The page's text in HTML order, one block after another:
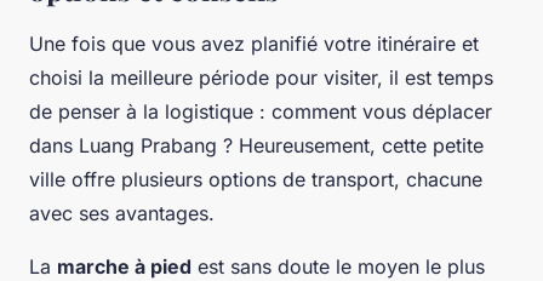
Une fois que vous avez planifié votre itinéraire et
choisi la meilleure période pour visiter, il est temps
de penser à la logistique : comment vous déplacer
dans Luang Prabang ? Heureusement, cette petite
ville offre plusieurs options de transport, chacune
avec ses avantages.
La marche à pied est sans doute le moyen le plus